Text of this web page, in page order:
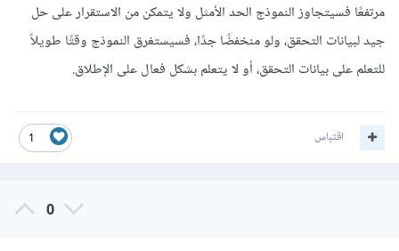
مرتفعًا فسيتجاوز النموذج الحد الأمثل ولا يتمكن من الاستقرار على حل
جيد لبيانات التحقق، ولو منخفضًا جدًا، فسيستغرق النموذج وقتًا طويلاً
للتعلم على بيانات التحقق، أو لا يتعلم بشكل فعال على الإطلاق.
1 اقتباس
0